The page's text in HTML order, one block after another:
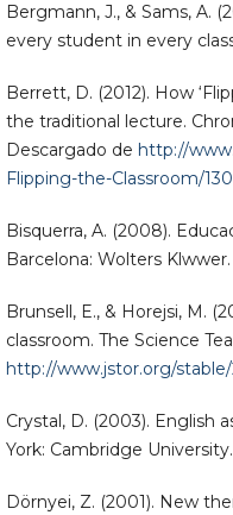
Bergmann, J., & Sams, A.
every student in every
Berrett, D. (2012). How
the traditional lecture.
Descargado de http://
Flipping-the-Classroom/
Bisquerra, A. (2008).
Barcelona: Wolters Klwwer.
Brunsell, E., & Horejsi, M.
classroom. The Science
http://www.jstor.org/
Crystal, D. (2003). English
York: Cambridge University.
Dörnyei, Z. (2001). New